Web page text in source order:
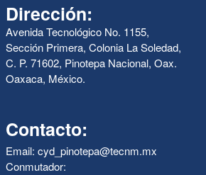
Dirección:
Avenida Tecnológico No. 1155,
Sección Primera, Colonia La Soledad,
C. P. 71602, Pinotepa Nacional, Oax.
Oaxaca, México.
Contacto:
Email: cyd_pinotepa@tecnm.mx
Conmutador: